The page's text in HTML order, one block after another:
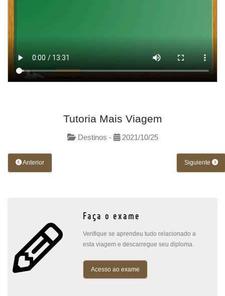
Tutoria Mais Viagem
Destinos - 2021/10/25
Anterior Siguiente
Faça o exame
Verifique se aprendeu tudo relacionado a
esta viagem e descarregue seu diploma.
Acesso ao exame